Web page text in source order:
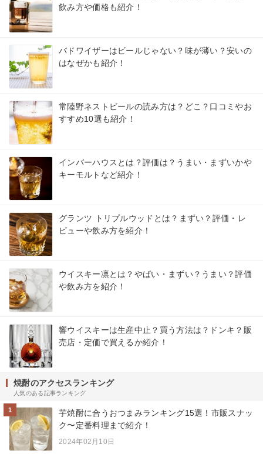
飲み方や価格も紹介！
バドワイザーはビールじゃない？味が薄い？安いの
はなぜかも紹介！
常陸野ネストビールの読み方は？どこ？口コミやお
すすめ10選も紹介！
インバーハウスとは？評価は？うまい・まずいかや
キーモルトなど紹介！
グランツ トリプルウッドとは？まずい？評価・レ
ビューや飲み方を紹介！
ウイスキー凛とは？やばい・まずい？うまい？評価
や飲み方を紹介！
響ウイスキーは生産中止？買う方法は？ドンキ？販
売店・定価で買えるか紹介！
焼酎のアクセスランキング
人気のある記事ランキング
1
芋焼酎に合うおつまみランキング15選！市販スナッ
ク〜定番料理まで紹介！
2024年02月10日